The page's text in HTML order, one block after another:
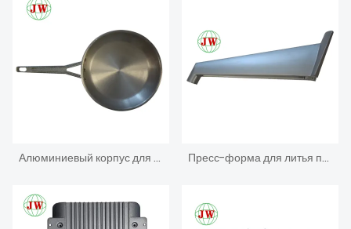
Алюминиевый корпус для литья под давлением для железной коробки электроники Пресс-форма для литья под давлением для бытовой техники